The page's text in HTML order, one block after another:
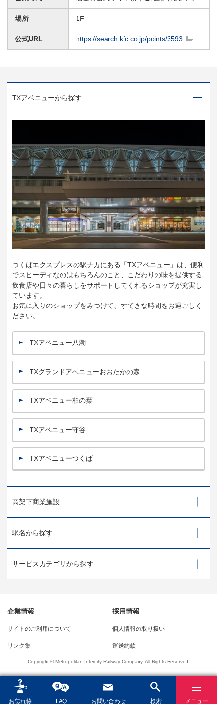
お忘れ物 FAQ お問い合わせ 検索 メニュー
場所 1F
公式URL https://search.kfc.co.jp/points/3593
TXアベニューから探す
つくばエクスプレスの駅ナカにある「TXアベニュー」は、便利
でスピーディなのはもちろんのこと、こだわりの味を提供する
飲食店や日々の暮らしをサポートしてくれるショップが充実し
ています。
お気に入りのショップをみつけて、すてきな時間をお過ごしく
ださい。
TXアベニュー八潮
TXグランドアベニューおおたかの森
TXアベニュー柏の葉
TXアベニュー守谷
TXアベニューつくば
高架下商業施設
駅名から探す
サービスカテゴリから探す
企業情報 採用情報
サイトのご利用について 個人情報の取り扱い
リンク集 運送約款
Copyright © Metropolitan Intercity Railway Company. All Rights Reserved.